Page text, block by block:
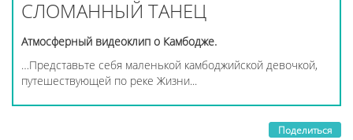
СЛОМАННЫЙ ТАНЕЦ
Атмосферный видеоклип о Камбодже.
…Представьте себя маленькой камбоджийской девочкой,
путешествующей по реке Жизни...
Поделиться